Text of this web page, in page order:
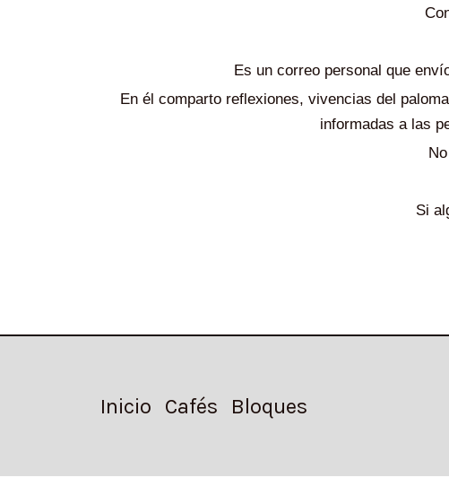
Es un correo personal que
En él comparto reflexiones, vivencias del
informadas a las
Si
Inicio Cafés Bloques